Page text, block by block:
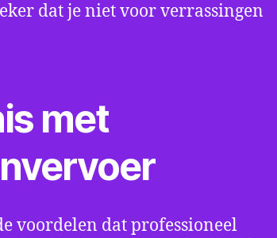
dat je niet voor verrassingen
met
voordelen dat professioneel